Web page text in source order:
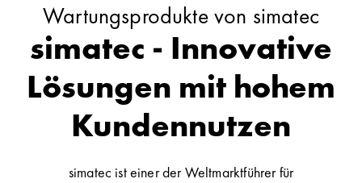
Wartungsprodukte von simatec
simatec - Innovative
Lösungen mit hohem
Kundennutzen
simatec ist einer der Weltmarktführer für